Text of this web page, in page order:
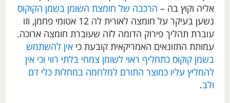
אליה וקוץ בה – הרכבה של חומצת השומן בשמן הקוקוס
נשען בעיקר על חומצה לאורית לה 12 אטומי פחמן, וזו
עוברת תהליך פירוק הדומה לזה שעוברת חומצה ארוכה.
עמותת התזונאים האמריקאית קובעת כי אין להשתמש
בשמן קוקוס כתחליף ראוי לשומן צמחי בלתי רווי וכי אין
להמליץ עליו כמוצר התורם למלחמה במחלות כלי דם
ולב.